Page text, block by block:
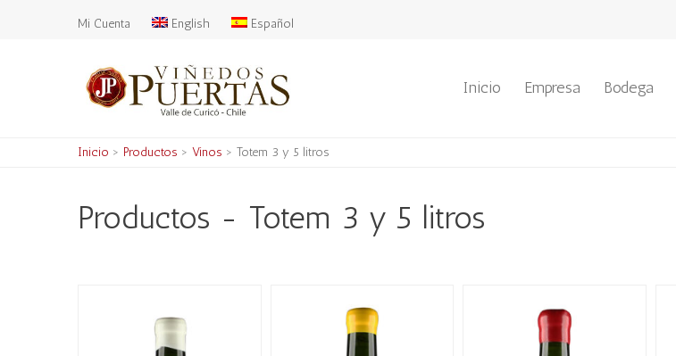
Mi Cuenta English Español
Inicio Empresa Bodega
Inicio > Productos > Vinos > Totem 3 y 5 litros
Productos - Totem 3 y 5 litros